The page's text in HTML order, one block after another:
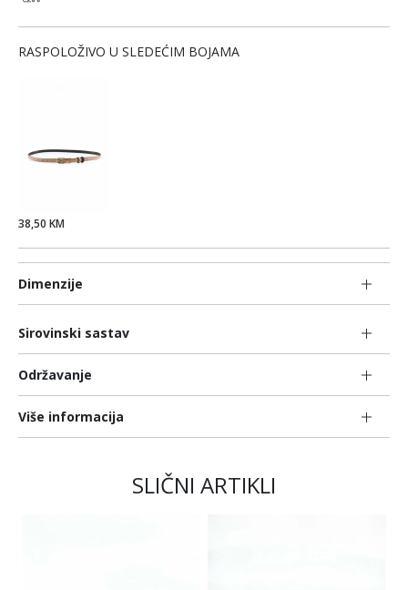
Dimenzije
Sirovinski sastav
Održavanje
Više informacija
RASPOLOŽIVO U SLEDEĆIM BOJAMA
38,50 KM
SLIČNI ARTIKLI